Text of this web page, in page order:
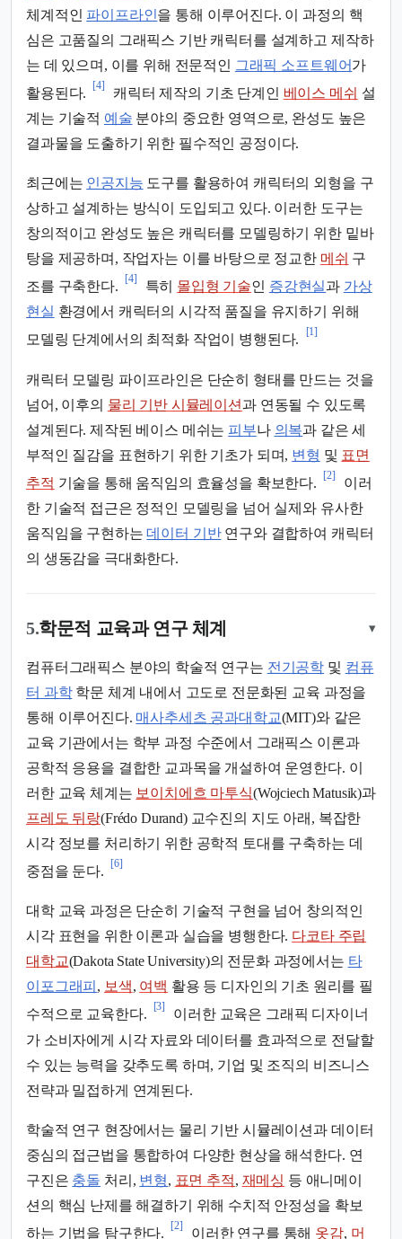
체계적인 파이프라인을 통해 이루어진다. 이 과정의 핵
심은 고품질의 그래픽스 기반 캐릭터를 설계하고 제작하
는 데 있으며, 이를 위해 전문적인 그래픽 소프트웨어가
활용된다.
[4]
캐릭터 제작의 기초 단계인 베이스 메쉬 설
계는 기술적 예술 분야의 중요한 영역으로, 완성도 높은
결과물을 도출하기 위한 필수적인 공정이다.
최근에는 인공지능 도구를 활용하여 캐릭터의 외형을 구
상하고 설계하는 방식이 도입되고 있다. 이러한 도구는
창의적이고 완성도 높은 캐릭터를 모델링하기 위한 밑바
탕을 제공하며, 작업자는 이를 바탕으로 정교한 메쉬 구
조를 구축한다.
[4]
특히 몰입형 기술인 증강현실과 가상
현실 환경에서 캐릭터의 시각적 품질을 유지하기 위해
모델링 단계에서의 최적화 작업이 병행된다.
[1]
캐릭터 모델링 파이프라인은 단순히 형태를 만드는 것을
넘어, 이후의 물리 기반 시뮬레이션 과 연동될 수 있도록
설계된다. 제작된 베이스 메쉬는 피부나 의복과 같은 세
부적인 질감을 표현하기 위한 기초가 되며, 변형 및 표면
추적 기술을 통해 움직임의 효율성을 확보한다.
[2]
이러
한 기술적 접근은 정적인 모델링을 넘어 실제와 유사한
움직임을 구현하는데이터 기반연구와 결합하여 캐릭터
의 생동감을 극대화한다.
5.학문적 교육과 연구 체계 ▾
컴퓨터그래픽스 분야의 학술적 연구는 전기공학 및 컴퓨
터 과학학문 체계 내에서 고도로 전문화된 교육 과정을
통해 이루어진다. 매사추세츠 공과대학교(MIT)와 같은
교육 기관에서는 학부 과정 수준에서 그래픽스 이론과
공학적 응용을 결합한 교과목을 개설하여 운영한다. 이
러한 교육 체계는 보이치에흐 마투식(Wojciech Matusik)과
프레도 뒤랑(Frédo Durand) 교수진의 지도 아래, 복잡한
시각 정보를 처리하기 위한 공학적 토대를 구축하는 데
중점을 둔다.
[6]
대학 교육 과정은 단순히 기술적 구현을 넘어 창의적인
시각 표현을 위한 이론과 실습을 병행한다. 다코타 주립
대학교(Dakota State University)의 전문화 과정에서는 타
이포그래피 , 보색, 여백 활용 등 디자인의 기초 원리를 필
수적으로 교육한다.
[3]
이러한 교육은 그래픽 디자이너
가 소비자에게 시각 자료와 데이터를 효과적으로 전달할
수 있는 능력을 갖추도록 하며, 기업 및 조직의 비즈니스
전략과 밀접하게 연계된다.
학술적 연구 현장에서는 물리 기반 시뮬레이션과 데이터
중심의 접근법을 통합하여 다양한 현상을 해석한다. 연
구진은 충돌 처리, 변형, 표면 추적, 재메싱 등 애니메이
션의 핵심 난제를 해결하기 위해 수치적 안정성을 확보
하는 기법을 탐구한다.
[2]
이러한 연구를 통해 옷감, 머